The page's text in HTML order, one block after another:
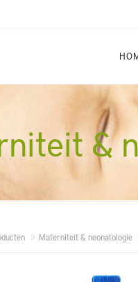
&
Materniteit & neonatologie